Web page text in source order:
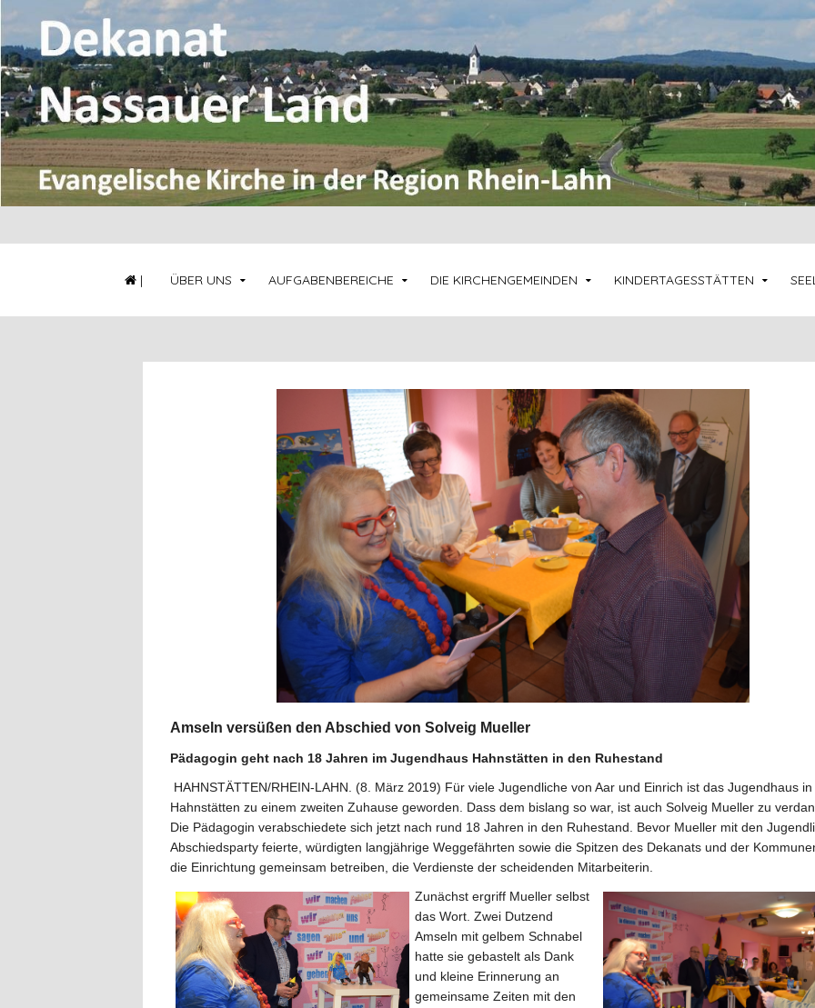
| ÜBER UNS AUFGABENBEREICHE DIE KIRCHENGEMEINDEN KINDERTAGESSTÄTTEN
Amseln versüßen den Abschied von Solveig Mueller
Pädagogin geht nach 18 Jahren im Jugendhaus Hahnstätten in den Ruhestand
HAHNSTÄTTEN/RHEIN-LAHN. (8. März 2019) Für viele Jugendliche von Aar und Einrich ist das Jugendhaus in
Hahnstätten zu einem zweiten Zuhause geworden. Dass dem bislang so war, ist auch Solveig Mueller zu
Die Pädagogin verabschiedete sich jetzt nach rund 18 Jahren in den Ruhestand. Bevor Mueller mit den
Abschiedsparty feierte, würdigten langjährige Weggefährten sowie die Spitzen des Dekanats und der
die Einrichtung gemeinsam betreiben, die Verdienste der scheidenden Mitarbeiterin.
Zunächst ergriff Mueller selbst
das Wort. Zwei Dutzend
Amseln mit gelbem Schnabel
hatte sie gebastelt als Dank
und kleine Erinnerung an
gemeinsame Zeiten mit den